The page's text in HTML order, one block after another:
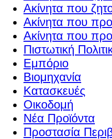
Ακίνητα που
Ακίνητα που
Ακίνητα που
Πιστωτική
Εμπόριο
Βιομηχανία
Κατασκευές
Οικοδομή
Νέα Προϊόντα
Προστασία